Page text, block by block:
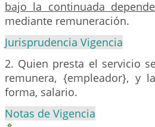
bajo la continuada
mediante remuneración.
Jurisprudencia Vigencia
2. Quien presta el servicio
remunera, {empleador}, y
forma, salario.
Notas de Vigencia